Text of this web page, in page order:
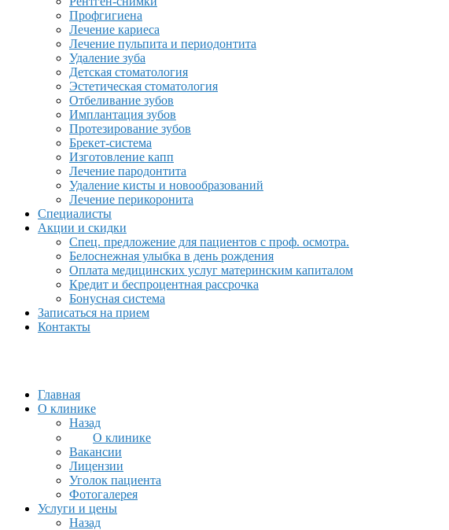
Профгигиена
Лечение кариеса
Лечение пульпита и периодонтита
Удаление зуба
Детская стоматология
Эстетическая стоматология
Отбеливание зубов
Имплантация зубов
Протезирование зубов
Брекет-система
Изготовление капп
Лечение пародонтита
Удаление кисты и новообразований
Лечение перикоронита
Специалисты
Акции и скидки
Спец. предложение для пациентов с проф. осмотра.
Белоснежная улыбка в день рождения
Оплата медицинских услуг материнским капиталом
Кредит и беспроцентная рассрочка
Бонусная система
Записаться на прием
Контакты
Главная
О клинике
Назад
О клинике
Вакансии
Лицензии
Уголок пациента
Фотогалерея
Услуги и цены
Назад